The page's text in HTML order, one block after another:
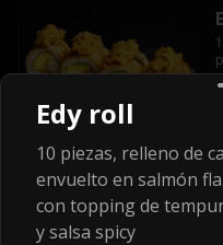
Edy roll
10 piezas, relleno de
envuelto en salmón
con topping de
y salsa spicy